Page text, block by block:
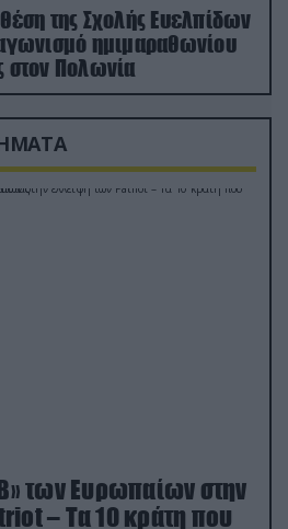
της Σχολής Ευελπίδων
ημιμαραθωνίου
στον Πολωνία
των Ευρωπαίων στην
– Τα 10 κράτη που